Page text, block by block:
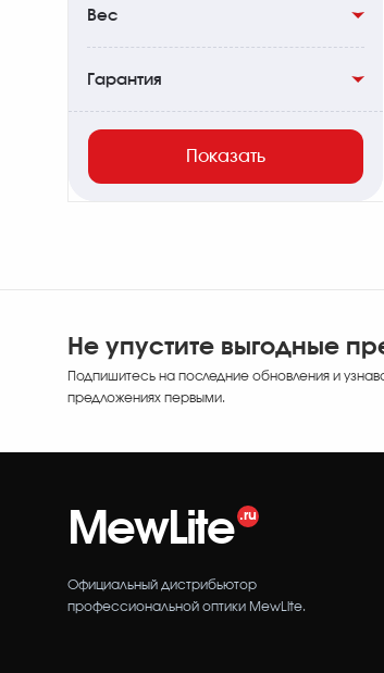
Вес
Гарантия
10 лет 1
Показать
Не упустите выгодные
Подпишитесь на последние обновления и
предложениях первыми.
MewLite
Официальный дистрибьютор
профессиональной оптики MewLite.